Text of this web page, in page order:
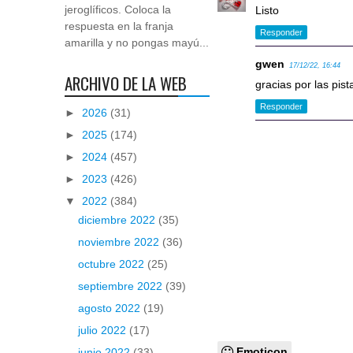
Listo
Responder
gwen 17/12/22, 16:44
gracias por las
Responder
jeroglíficos. Coloca la
respuesta en la franja
amarilla y no pongas mayú...
ARCHIVO DE LA WEB
► 2026 (31)
► 2025 (174)
► 2024 (457)
► 2023 (426)
▼ 2022 (384)
diciembre 2022 (35)
noviembre 2022 (36)
octubre 2022 (25)
septiembre 2022 (39)
agosto 2022 (19)
julio 2022 (17)